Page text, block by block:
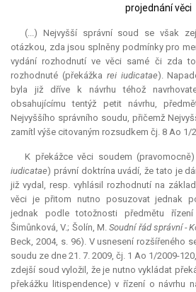
projednání věci
(...) Nejvyšší správní soud se však
otázkou, zda jsou splněny podmínky pro
vydání rozhodnutí ve věci samé či zda
rozhodnuté (překážka rei iudicatae).
byla již dříve k návrhu téhož
obsahujícímu tentýž petitnávrhu,
Nejvyššího správního soudu, přičemž
zamítl výše citovaným rozsudkem čj. 8 Ao 1/
K překážce věci soudem
iudicatae) právní doktrína uvádí, že tato je
již vydal, resp. vyhlásil rozhodnutí na
věci je přitom nutno posuzovat jednak
jednak podle totožnosti předmětu řízení
Šimůnková, V.; Šolín, M.Soudní řád správní -
Beck, 2004, s. 96). V usnesení rozšířeného
soudu ze dne 21. 7. 2009, čj. 1 Ao 1/2009-
zdejší soud vyložil, že je nutno vykládat
překážku
litispendence) v řízení o návrhu